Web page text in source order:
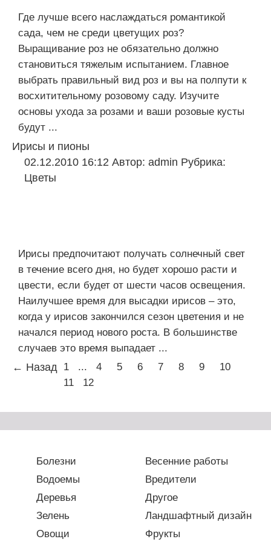
Где лучше всего наслаждаться романтикой
сада, чем не среди цветущих роз?
Выращивание роз не обязательно должно
становиться тяжелым испытанием. Главное
выбрать правильный вид роз и вы на полпути к
восхитительному розовому саду. Изучите
основы ухода за розами и ваши розовые кусты
будут ...
Ирисы и пионы
02.12.2010 16:12 Автор: admin Рубрика:
Цветы
Ирисы предпочитают получать солнечный свет
в течение всего дня, но будет хорошо расти и
цвести, если будет от шести часов освещения.
Наилучшее время для высадки ирисов – это,
когда у ирисов закончился сезон цветения и не
начался период нового роста. В большинстве
случаев это время выпадает ...
← Назад 1 ... 4 5 6 7 8 9
10
11
12
Болезни
Весенние работы
Водоемы
Вредители
Деревья
Другое
Зелень
Ландшафтный дизайн
Овощи
Фрукты